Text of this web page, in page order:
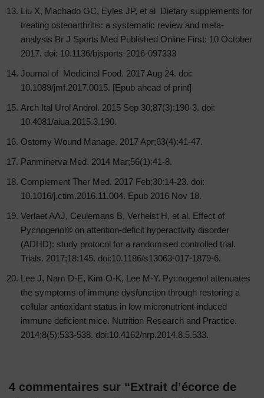
Liu X, Machado GC, Eyles JP, et al Dietary supplements for
treating osteoarthritis: a systematic review and meta-
analysis Br J Sports Med Published Online First: 10 October
2017. doi: 10.1136/bjsports-2016-097333
Journal of Medicinal Food. 2017 Aug 24. doi:
10.1089/jmf.2017.0015. [Epub ahead of print]
Arch Ital Urol Androl. 2015 Sep 30;87(3):190-3. doi:
10.4081/aiua.2015.3.190.
Ostomy Wound Manage. 2017 Apr;63(4):41-47.
Panminerva Med. 2014 Mar;56(1):41-8.
Complement Ther Med. 2017 Feb;30:14-23. doi:
10.1016/j.ctim.2016.11.004. Epub 2016 Nov 18.
Verlaet AAJ, Ceulemans B, Verhelst H, et al. Effect of
Pycnogenol® on attention-deficit hyperactivity disorder
(ADHD): study protocol for a randomised controlled trial.
Trials. 2017;18:145. doi:10.1186/s13063-017-1879-6.
Lee J, Nam D-E, Kim O-K, Lee M-Y. Pycnogenol attenuates
the symptoms of immune dysfunction through restoring a
cellular antioxidant status in low micronutrient-induced
immune deficient mice. Nutrition Research and Practice.
2014;8(5):533-538. doi:10.4162/nrp.2014.8.5.533.
4 commentaires sur “Extrait d’écorce de